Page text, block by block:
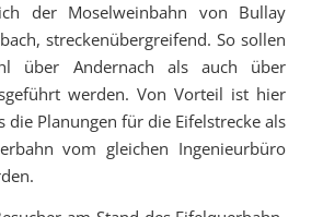
der Moselweinbahn von Bullay
streckenübergreifend. So sollen
über Andernach als auch über
werden. Von Vorteil ist hier
die Planungen für die Eifelstrecke als
vom gleichen Ingenieurbüro